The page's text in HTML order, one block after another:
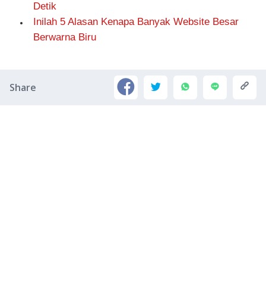
Detik
Inilah 5 Alasan Kenapa Banyak Website Besar
Berwarna Biru
Share